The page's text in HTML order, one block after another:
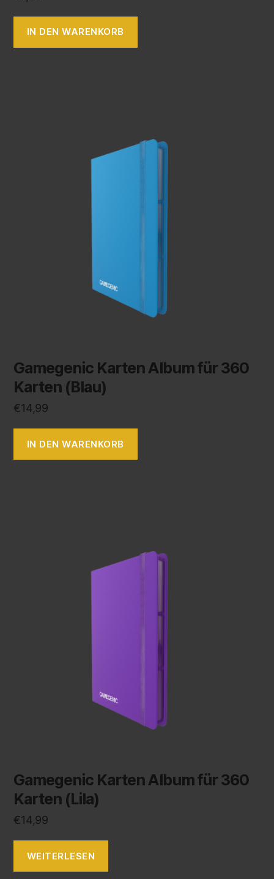
IN DEN WARENKORB
Gamegenic Karten Album für 360
Karten (Blau)
€14,99
IN DEN WARENKORB
Gamegenic Karten Album für 360
Karten (Lila)
€14,99
WEITERLESEN